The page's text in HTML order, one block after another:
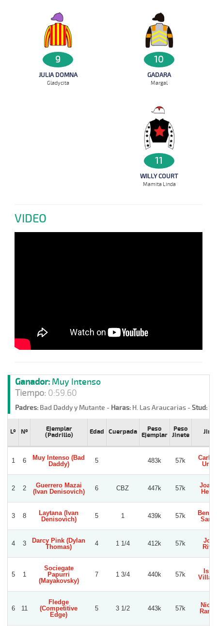
9
JULIA DOMNA
Gladycita
10
GADARA
Margal
11
WILLY COURT
Mamita Linda
VIDEO
Ganador: Muy Intenso
Tiempo: 0:59.60
Padres: Bad Daddy y Mutante - Haras: H. Las Araucarias -Stud:
Lº Nº
Ejemplar
(Padrillo)
Edad Cuerpada
Peso
Ejemplar
Peso
Jinete
1 6
Muy Intenso (Bad
Daddy)
5 483k 57k
2 2
Guerrero Mazai
(Ivan Denisovich)
6 CBZ 447k 57k
3 8
Laytana (Ivan
Denisovich)
5 1 439k 57k
4 3
Darcy Pink (Dylan
Thomas)
4 1 1/4 412k 57k
5 1
Sociegate
Papurri
(Mayakovsky)
7 1 3/4 440k 57k
6 11
Fledge
(Competitive
Edge)
5 3 1/2 443k 57k